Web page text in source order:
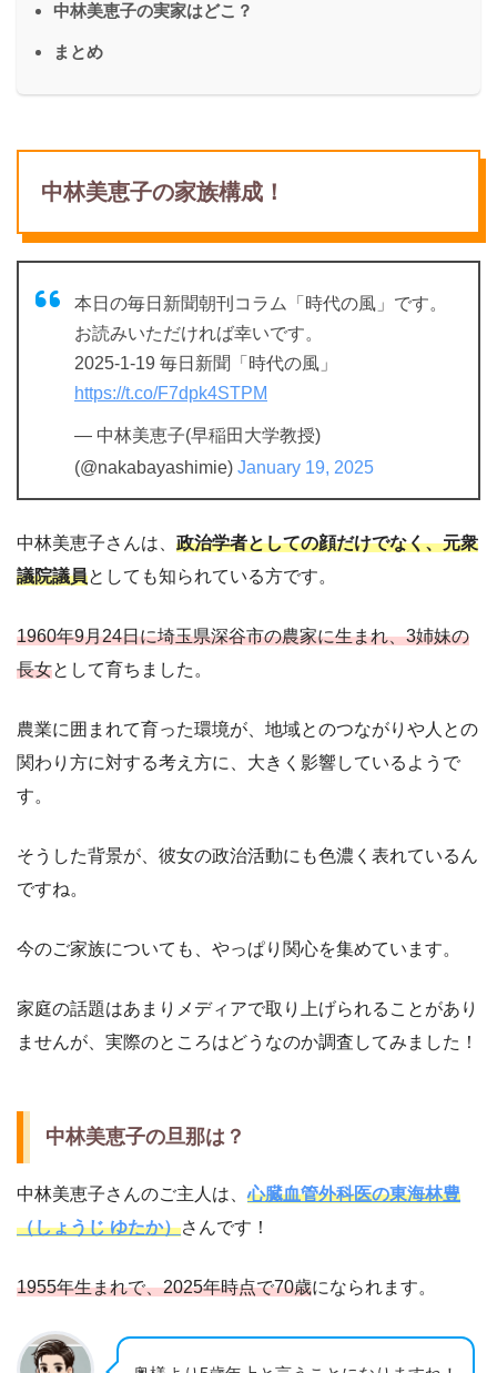
中林美恵子の実家はどこ？
まとめ
中林美恵子の家族構成！
本日の毎日新聞朝刊コラム「時代の風」です。
お読みいただければ幸いです。
2025-1-19 毎日新聞「時代の風」
https://t.co/F7dpk4STPM
— 中林美恵子(早稲田大学教授)
(@nakabayashimie) January 19, 2025
中林美恵子さんは、 政治学者としての顔だけでなく、元衆
議院議員としても知られている方です。
1960年9月24日に埼玉県深谷市の農家に生まれ、3姉妹の
長女として育ちました。
農業に囲まれて育った環境が、地域とのつながりや人との
関わり方に対する考え方に、大きく影響しているようで
す。
そうした背景が、彼女の政治活動にも色濃く表れているん
ですね。
今のご家族についても、やっぱり関心を集めています。
家庭の話題はあまりメディアで取り上げられることがあり
ませんが、実際のところはどうなのか調査してみました！
中林美恵子の旦那は？
中林美恵子さんのご主人は、心臓血管外科医の東海林豊
（しょうじゆたか）さんです！
1955年生まれで、2025年時点で70歳になられます。